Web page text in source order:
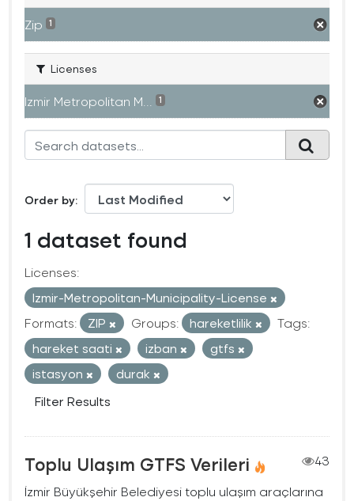
Zip 1
Licenses
Izmir Metropolitan M... 1
Order by
1 dataset found
Licenses:
Izmir-Metropolitan-Municipality-License
Formats:
ZIP Groups: hareketlilik
Tags:
hareket saati
izban
gtfs
istasyon
durak
Filter Results
Toplu Ulaşım GTFS Verileri
43
İzmir Büyükşehir Belediyesi toplu ulaşım araçlarına